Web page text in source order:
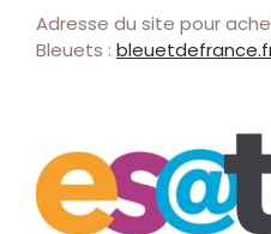
Adresse du site pour
Bleuets :